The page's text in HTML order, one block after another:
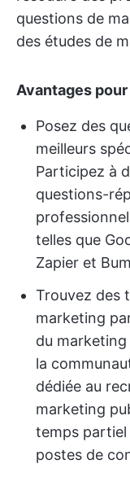
questions de
des études de
Avantages
Posez des
meilleurs
Participez à
questions-
telles que
Zapier et
Trouvez des
marketing
du
la
dédiée au
marketing
temps partiel
postes de